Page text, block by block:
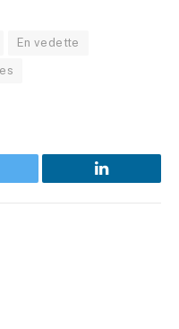
En vedette
LinkedIn